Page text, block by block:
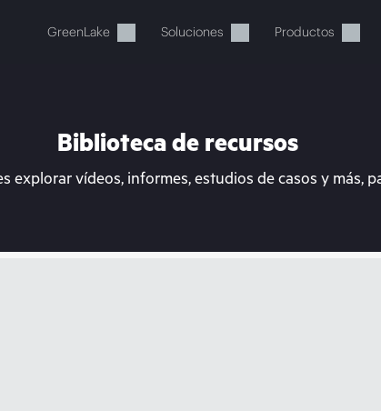
GreenLake Soluciones Productos
momentos, tu cesta está
Biblioteca de recursos
explorar vídeos, informes, estudios de casos y más,